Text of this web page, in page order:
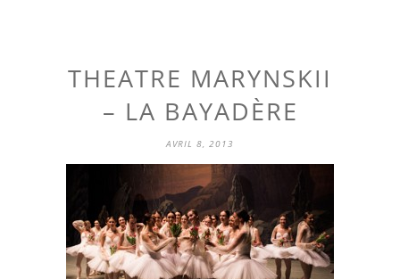
THEATRE MARYNSKII
– LA BAYADÈRE
AVRIL 8, 2013